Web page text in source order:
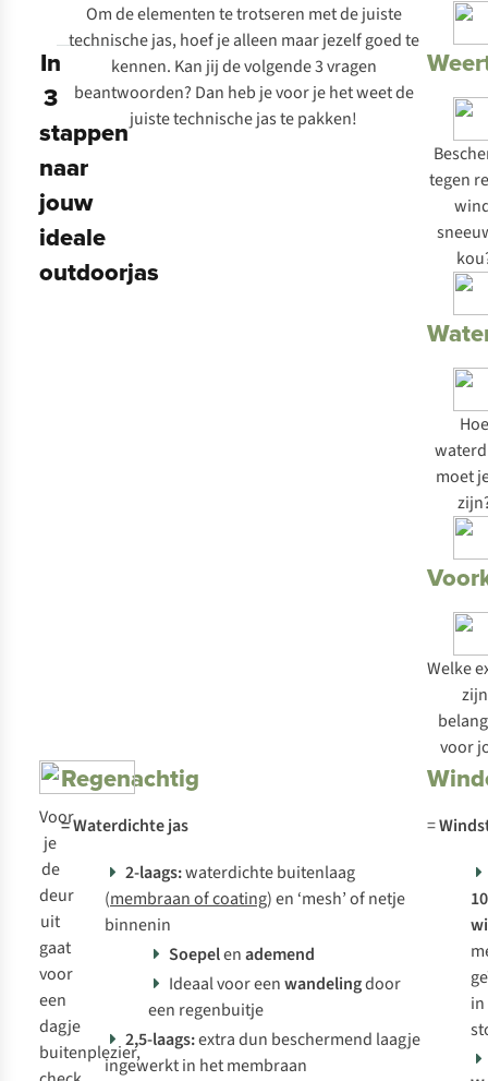
In
3
stappen
naar
jouw
ideale
outdoorjas
Om de elementen te trotseren met de juiste
technische jas, hoef je alleen maar jezelf goed te
kennen. Kan jij de volgende 3 vragen
beantwoorden? Dan heb je voor je het weet de
juiste technische jas te pakken!
tegen
moet
Welke
zijn
voor
Voor
je
de
deur
uit
gaat
voor
een
dagje
buitenplezier,
Regenachtig
= Waterdichte jas
2-laags:waterdichte buitenlaag
(membraan of coating) en ‘mesh’ of netje
binnenin
Soepelenademend
Ideaal voor eenwandelingdoor
een regenbuitje
2,5-laags:extra dun beschermend laagje
ingewerkt in het membraan
=